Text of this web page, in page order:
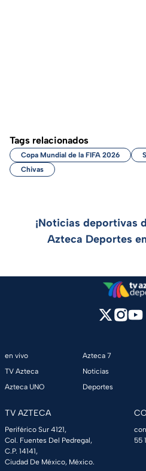
Tags relacionados
Copa Mundial de la FIFA 2026
Chivas
¡Noticias deportivas
Azteca Deportes
en vivo
TV Azteca
Azteca UNO
Azteca 7
Noticias
Deportes
TV AZTECA
Periférico Sur 4121,
Col. Fuentes Del Pedregal,
C.P. 14141,
Ciudad De México, México.
55